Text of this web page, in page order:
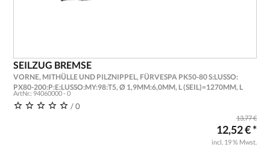
SEILZUG BREMSE
VORNE, MITHÜLLE UND PILZNIPPEL, FÜRVESPA PK50-80 S:LUSSO:
PX80-200:P:E:LUSSO:MY:98:T5, Ø 1,9MM:6,0MM, L (SEIL)=1270MM, L
(HÜLLE)=1150MM,
ArtNr.: 94060000 - 0
/ 0
13,77 €
12,52 € *
incl. 19 % Mwst.